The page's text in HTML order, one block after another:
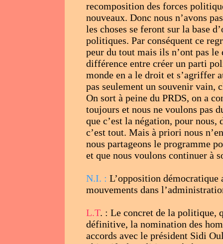
recomposition des forces
nouveaux. Donc nous n’avons
les choses se feront sur la base
politiques. Par conséquent ce
peur du tout mais ils n’ont pas
différence entre créer un parti
monde en a le droit et s’agriffer
pas seulement un souvenir vain,
On sort à peine du PRDS, on a
toujours et nous ne voulons pas
que c’est la négation, pour nous,
c’est tout. Mais à priori nous
nous partageons le programme
et que nous voulons continuer à
N.I. : L’opposition
mouvements dans
L.T. : Le concret de la politique,
définitive, la nomination des
accords avec le président Sidi